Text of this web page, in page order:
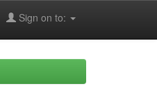
Sign on to: